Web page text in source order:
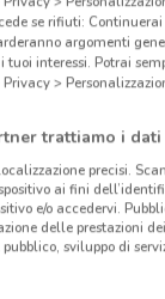
285 m Scade
se rifiuti:
argomenti
tuoi interessi. Potrai
>
trattiamo i
precisi.
ai fini
e/o accedervi.
delle prestazioni
sviluppo di